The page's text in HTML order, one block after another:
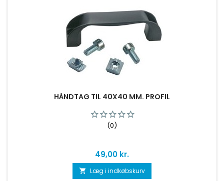
HÅNDTAG TIL 40X40 MM. PROFIL
(0)
Pris
49,00 kr.
 Læg i indkøbskurv